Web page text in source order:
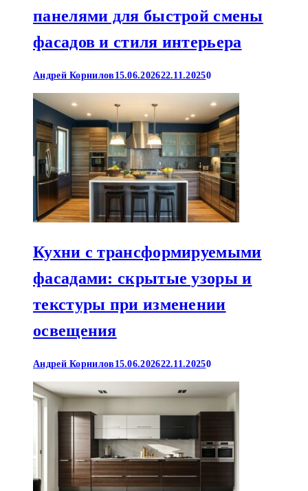
панелями для быстрой смены
фасадов и стиля интерьера
Андрей Корнилов 15.06.202622.11.20250
Кухни с трансформируемыми
фасадами: скрытые узоры и
текстуры при изменении
освещения
Андрей Корнилов 15.06.202622.11.20250